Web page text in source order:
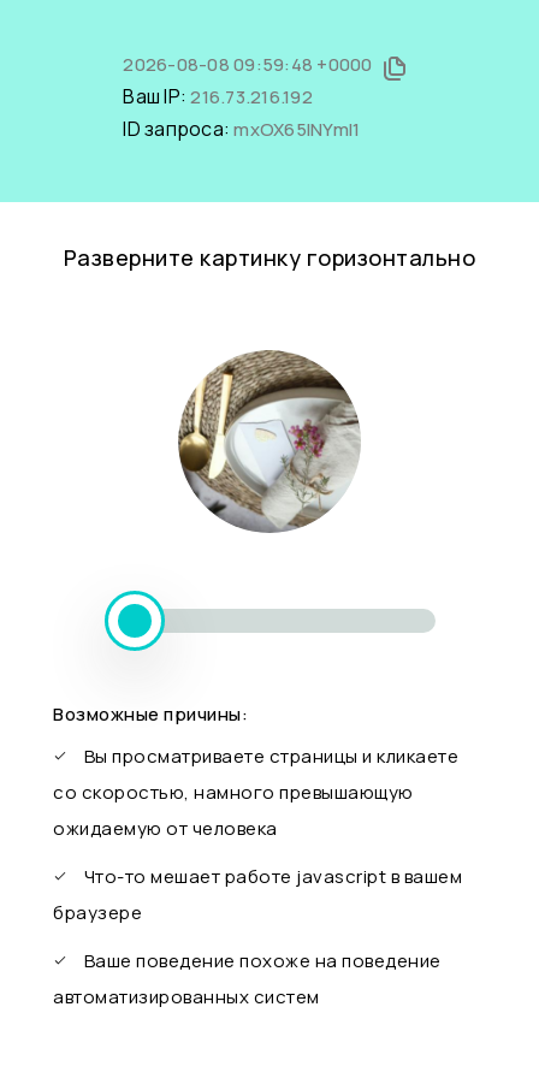
2026-08-08 09:59:48 +0000
Ваш IP:216.73.216.192
ID запроса:mxOX65lNYmI1
Разверните картинку горизонтально
Возможные причины:
Вы просматриваете страницы и кликаете
со скоростью, намного превышающую
ожидаемую от человека
Что-то мешает работе javascript в вашем
браузере
Ваше поведение похоже на поведение
автоматизированных систем